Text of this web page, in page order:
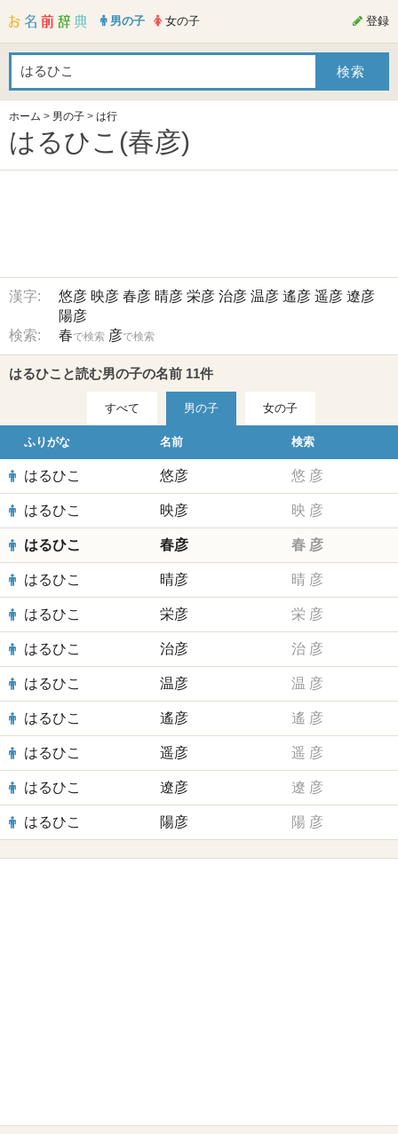
男の子 女の子 登録
ホーム > 男の子 > は行
はるひこ(春彦)
漢字: 悠彦 映彦 春彦 晴彦 栄彦 治彦 温彦 遙彦 遥彦 遼彦
陽彦
検索:
春で検索 彦で検索
はるひこと読む男の子の名前 11件
すべて 男の子 女の子
ふりがな 名前 検索
はるひこ 悠彦 悠 彦
はるひこ 映彦 映 彦
はるひこ 春彦 春 彦
はるひこ 晴彦 晴 彦
はるひこ 栄彦 栄 彦
はるひこ 治彦 治 彦
はるひこ 温彦 温 彦
はるひこ 遙彦 遙 彦
はるひこ 遥彦 遥 彦
はるひこ 遼彦 遼 彦
はるひこ 陽彦 陽 彦